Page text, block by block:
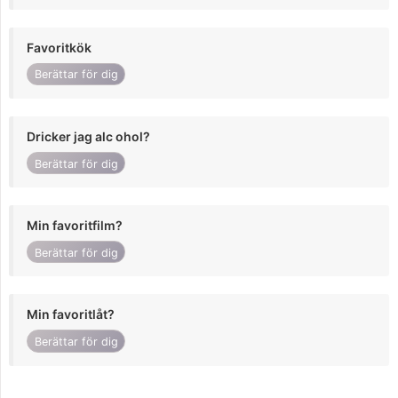
Favoritkök
Berättar för dig
Dricker jag alc ohol?
Berättar för dig
Min favoritfilm?
Berättar för dig
Min favoritlåt?
Berättar för dig